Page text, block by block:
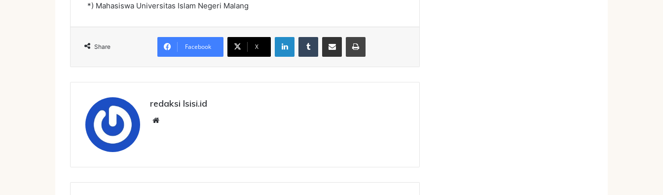
*) Mahasiswa Universitas Islam Negeri Malang
Share Facebook X
LinkedInTumblr Share via Email Print
redaksi lsisi.id